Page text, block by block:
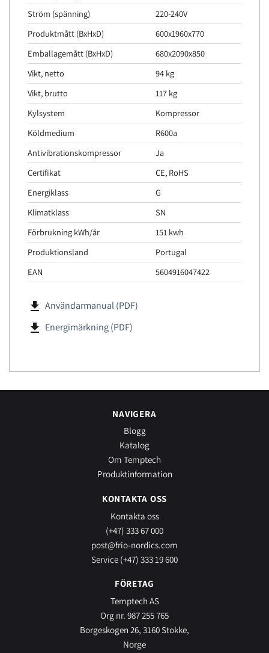
Ström (spänning)
220-240V
Produktmått (BxHxD)
600x1960x770
Emballagemått (BxHxD)
680x2090x850
Vikt, netto
94 kg
Vikt, brutto
117 kg
Kylsystem
Kompressor
Köldmedium
R600a
Antivibrationskompressor
Ja
Certifikat
CE, RoHS
Energiklass
G
Klimatklass
SN
Förbrukning kWh/år
151 kwh
Produktionsland
Portugal
EAN
5604916047422
file_download Användarmanual (PDF)
file_download Energimärkning (PDF)
NAVIGERA
Blogg
Katalog
Om Temptech
Produktinformation
KONTAKTA OSS
Kontakta oss
(+47) 333 67 000
post@frio-nordics.com
Service (+47) 333 19 600
FÖRETAG
Temptech AS
Org nr. 987 255 765
Borgeskogen 26, 3160 Stokke,
Norge